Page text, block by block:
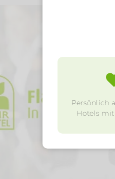
Persönlich
Hotels mit